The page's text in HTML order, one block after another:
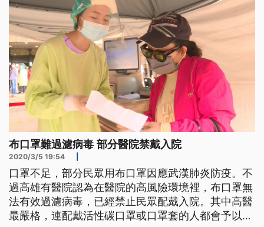
(產品)。」 將機器重新設定，針對
布口罩難過濾病毒 部分醫院禁戴入院
2020/3/5 19:54
口罩不足，部分民眾用布口罩因應武漢肺炎防疫。不
過高雄有醫院認為在醫院的高風險環境裡，布口罩無
法有效過濾病毒，已經禁止民眾配戴入院。其中高醫
最嚴格，連配戴活性碳口罩或口罩套的人都會予以攔